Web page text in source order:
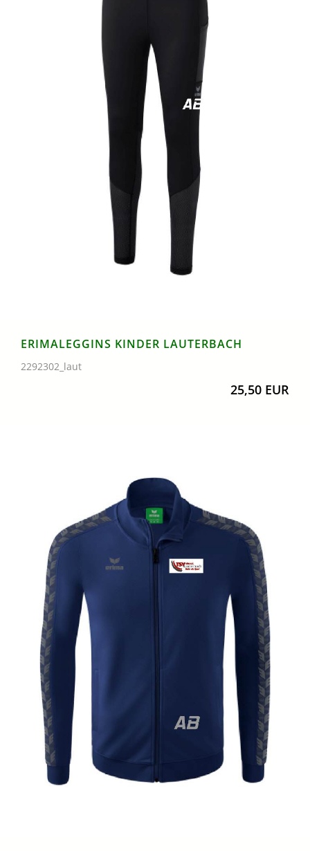
ERIMALEGGINS KINDER LAUTERBACH
2292302_laut
25,50 EUR